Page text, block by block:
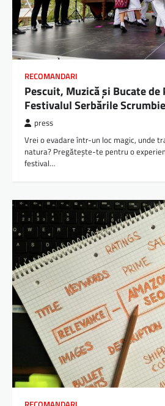
RECOMANDARI
Pescuit, Muzică și Bucate de
Festivalul Serbările
press
Vrei o evadare într-un loc magic, unde
natura? Pregătește-te pentru o
festival…